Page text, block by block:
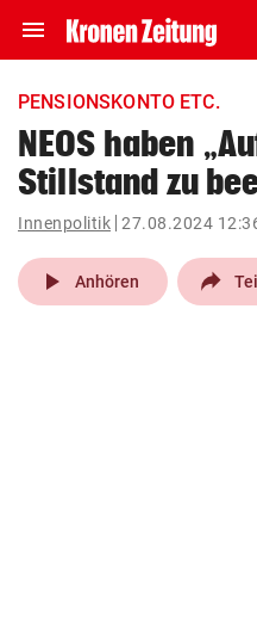
menu Navigation
ein-/ausklappen
account_circle Anmelden
pin_drop
Wien
PENSIONSKONTO ETC.
NEOS haben
Stillstand zu
Innenpolitik 27.08.2024
play_arrow Anhören